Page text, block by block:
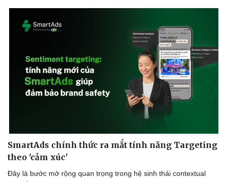
SmartAds chính thức ra mắt tính năng Targeting
theo 'cảm xúc'
Đây là bước mở rộng quan trọng trong hệ sinh thái contextual